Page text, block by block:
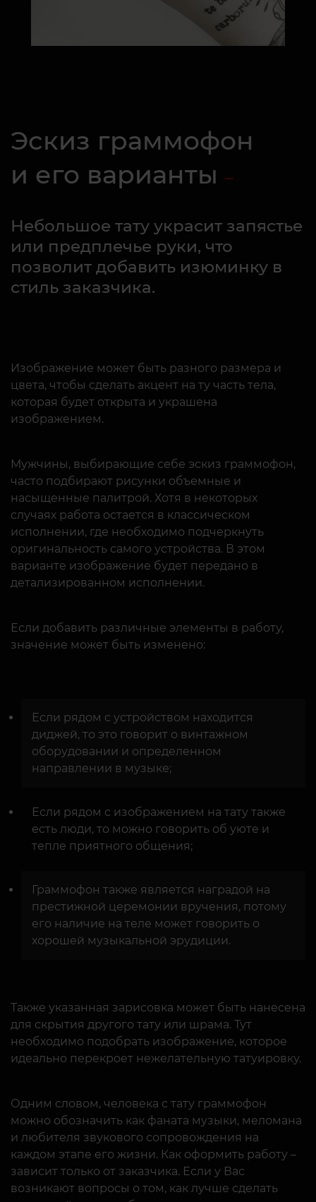
Эскиз граммофон
и его варианты
Небольшое тату украсит запястье
или предплечье руки, что
позволит добавить изюминку в
стиль заказчика.
Изображение может быть разного размера и
цвета, чтобы сделать акцент на ту часть тела,
которая будет открыта и украшена
изображением.
Мужчины, выбирающие себе эскиз граммофон,
часто подбирают рисунки объемные и
насыщенные палитрой. Хотя в некоторых
случаях работа остается в классическом
исполнении, где необходимо подчеркнуть
оригинальность самого устройства. В этом
варианте изображение будет передано в
детализированном исполнении.
Если добавить различные элементы в работу,
значение может быть изменено:
Если рядом с устройством находится
диджей, то это говорит о винтажном
оборудовании и определенном
направлении в музыке;
Если рядом с изображением на тату также
есть люди, то можно говорить об уюте и
тепле приятного общения;
Граммофон также является наградой на
престижной церемонии вручения, потому
его наличие на теле может говорить о
хорошей музыкальной эрудиции.
Также указанная зарисовка может быть нанесена
для скрытия другого тату или шрама. Тут
необходимо подобрать изображение, которое
идеально перекроет нежелательную татуировку.
Одним словом, человека с тату граммофон
можно обозначить как фаната музыки, меломана
и любителя звукового сопровождения на
каждом этапе его жизни. Как оформить работу –
зависит только от заказчика. Если у Вас
возникают вопросы о том, как лучше сделать